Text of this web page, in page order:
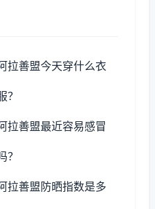
拉善盟今天穿什么衣
？
拉善盟最近容易感冒
？
拉善盟防晒指数是多